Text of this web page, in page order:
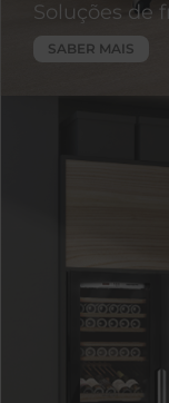
Soluções de
SABER MAIS